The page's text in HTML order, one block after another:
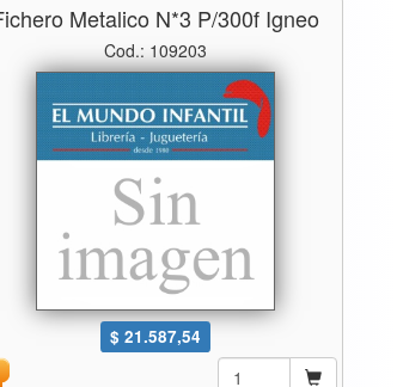
Metalico N*3 P/300f Igneo
Cod.: 109203
$ 21.587,54